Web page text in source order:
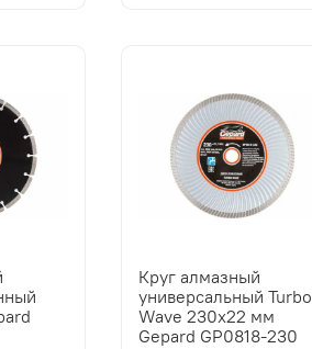
Круг алмазный
универсальный Turbo
Wave 230x22 мм
Gepard GP0818-230